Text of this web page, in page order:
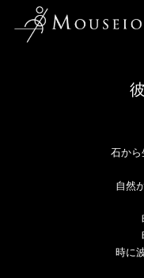
content
石から
自然
時に